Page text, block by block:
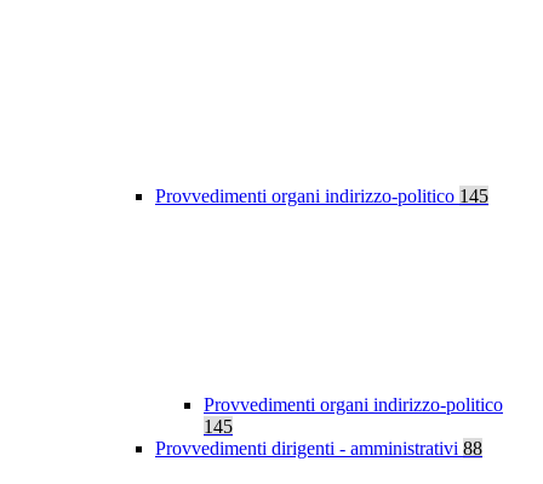
Provvedimenti organi indirizzo-politico 145
Provvedimenti organi indirizzo-politico
145
Provvedimenti dirigenti - amministrativi 88